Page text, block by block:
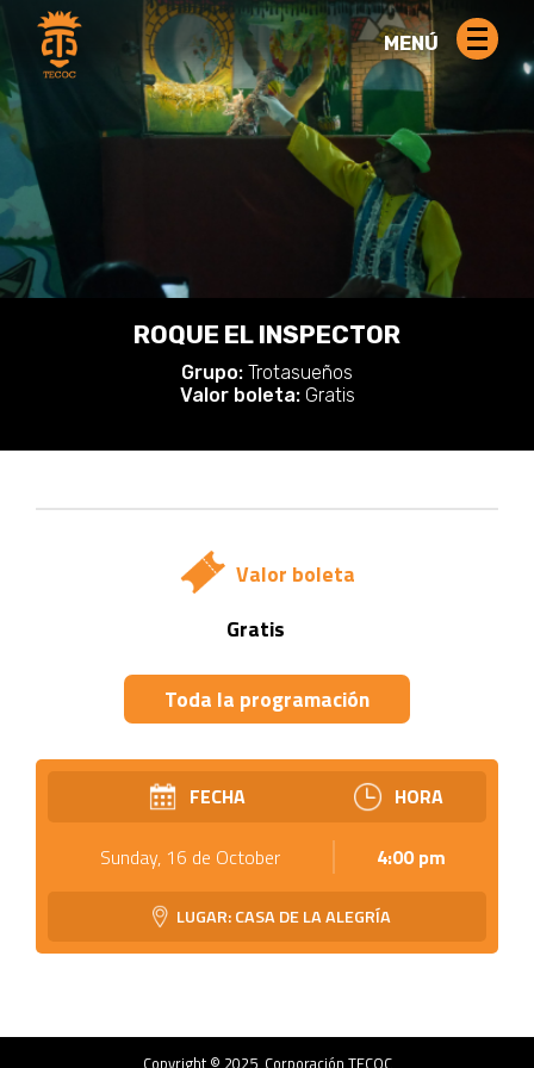
MENÚ
ROQUE EL INSPECTOR
Grupo: Trotasueños
Valor boleta: Gratis
Valor boleta
Gratis
Toda la programación
FECHA HORA
Sunday, 16 de October 4:00 pm
LUGAR: CASA DE LA ALEGRÍA
Copyright © 2025, Corporación TECOC